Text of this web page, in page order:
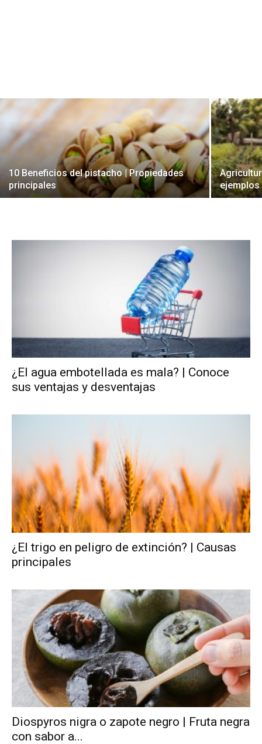
10 Beneficios del pistacho | Propiedades
principales
ejemplos
¿El agua embotellada es mala? | Conoce
sus ventajas y desventajas
¿El trigo en peligro de extinción? | Causas
principales
Diospyros nigra o zapote negro | Fruta negra
con sabor a...